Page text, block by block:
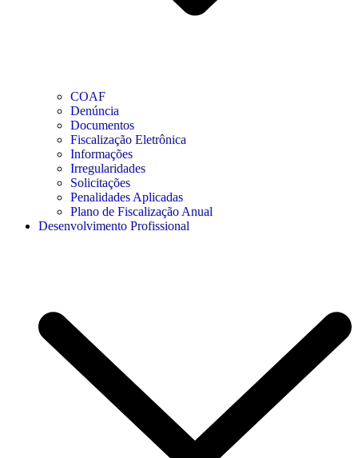
COAF
Denúncia
Documentos
Fiscalização Eletrônica
Informações
Irregularidades
Solicitações
Penalidades Aplicadas
Plano de Fiscalização Anual
Desenvolvimento Profissional